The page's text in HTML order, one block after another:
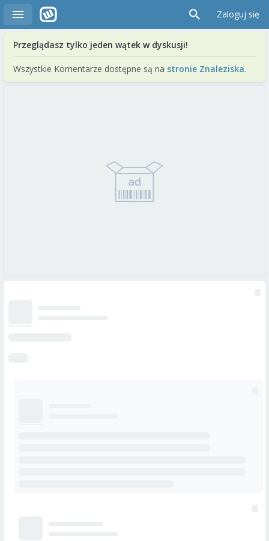
Zaloguj się
Przeglądasz tylko jeden wątek w dyskusji!
Wszystkie Komentarze dostępne są na stronie Znaleziska.